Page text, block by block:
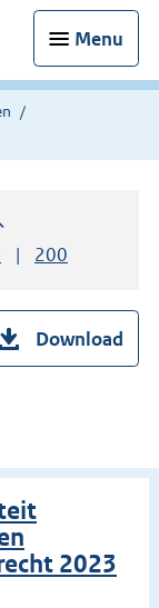
Menu
op:
pagina
per pagina
resultaten per
Toon
200
Download
2023